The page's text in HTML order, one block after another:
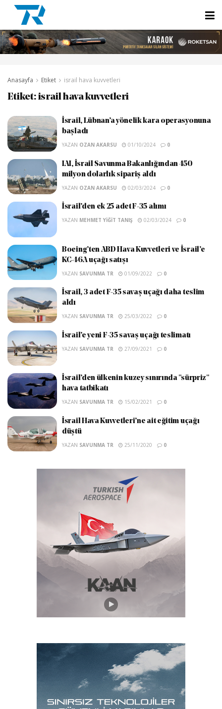
Anasayfa Etiket israil hava kuvvetleri
Etiket: israil hava kuvvetleri
İsrail, Lübnan’a yönelik kara operasyonuna
başladı
YAZAN OZAN AKARSU 01/10/2024 0
IAI, İsrail Savunma Bakanlığından 450
milyon dolarlık sipariş aldı
YAZAN OZAN AKARSU 02/03/2024 0
İsrail’den ek 25 adet F-35 alımı
YAZAN MEHMET YIĞIT TANIŞ 02/03/2024 0
Boeing’ten ABD Hava Kuvvetleri ve İsrail’e
KC-46A uçağı satışı
YAZAN SAVUNMA TR 01/09/2022 0
İsrail, 3 adet F-35 savaş uçağı daha teslim
aldı
YAZAN SAVUNMA TR 25/03/2022 0
İsrail’e yeni F-35 savaş uçağı teslimatı
YAZAN SAVUNMA TR 27/09/2021 0
İsrail’den ülkenin kuzey sınırında "sürpriz"
hava tatbikatı
YAZAN SAVUNMA TR 15/02/2021 0
İsrail Hava Kuvvetleri’ne ait eğitim uçağı
düştü
YAZAN SAVUNMA TR 25/11/2020 0